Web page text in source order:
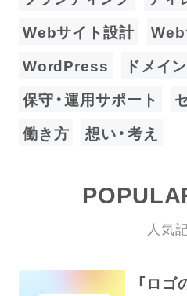
Webサイト設計
WordPress
ドメイ
保守・運用サポート
働き方
想い・考え
人気
「ロゴ